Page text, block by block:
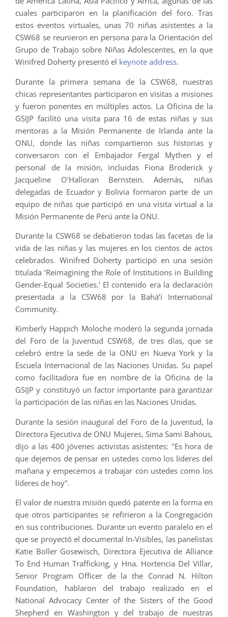
cuales participaron en la planificación del foro. Tras
estos eventos virtuales, unas 70 niñas asistentes a la
CSW68 se reunieron en persona para la Orientación del
Grupo de Trabajo sobre Niñas Adolescentes, en la que
Winifred Doherty presentó el keynote address.
Durante la primera semana de la CSW68, nuestras
chicas representantes participaron en visitas a misiones
y fueron ponentes en múltiples actos. La Oficina de la
GSIJP facilitó una visita para 16 de estas niñas y sus
mentoras a la Misión Permanente de Irlanda ante la
ONU, donde las niñas compartieron sus historias y
conversaron con el Embajador Fergal Mythen y el
personal de la misión, incluidas Fiona Broderick y
Jacqueline O'Halloran Bernstein. Además, niñas
delegadas de Ecuador y Bolivia formaron parte de un
equipo de niñas que participó en una visita virtual a la
Misión Permanente de Perú ante la ONU.
Durante la CSW68 se debatieron todas las facetas de la
vida de las niñas y las mujeres en los cientos de actos
celebrados. Winifred Doherty participó en una sesión
titulada ‘Reimagining the Role of Institutions in Building
Gender-Equal Societies.’ El contenido era la declaración
presentada a la CSW68 por la Bahá‘í International
Community.
Kimberly Happich Moloche moderó la segunda jornada
del Foro de la Juventud CSW68, de tres días, que se
celebró entre la sede de la ONU en Nueva York y la
Escuela Internacional de las Naciones Unidas. Su papel
como facilitadora fue en nombre de la Oficina de la
GSIJP y constituyó un factor importante para garantizar
la participación de las niñas en las Naciones Unidas.
Durante la sesión inaugural del Foro de la Juventud, la
Directora Ejecutiva de ONU Mujeres, Sima Sami Bahous,
dijo a las 400 jóvenes activistas asistentes: "Es hora de
que dejemos de pensar en ustedes como los líderes del
mañana y empecemos a trabajar con ustedes como los
líderes de hoy".
El valor de nuestra misión quedó patente en la forma en
que otros participantes se refirieron a la Congregación
en sus contribuciones. Durante un evento paralelo en el
que se proyectó el documental In-Visibles, las panelistas
Katie Boller Gosewisch, Directora Ejecutiva de Alliance
To End Human Trafficking, y Hna. Hortencia Del Villar,
Senior Program Officer de la the Conrad N. Hilton
Foundation, hablaron del trabajo realizado en el
National Advocacy Center of the Sisters of the Good
Shepherd en Washington y del trabajo de nuestras